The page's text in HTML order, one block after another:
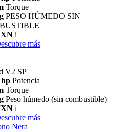
Torque
PESO HÚMEDO SIN
i
más
V2 SP
hp Potencia
Torque
Peso húmedo (sin combustible)
i
más
Nera